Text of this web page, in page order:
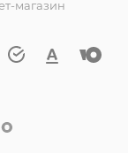
магазин